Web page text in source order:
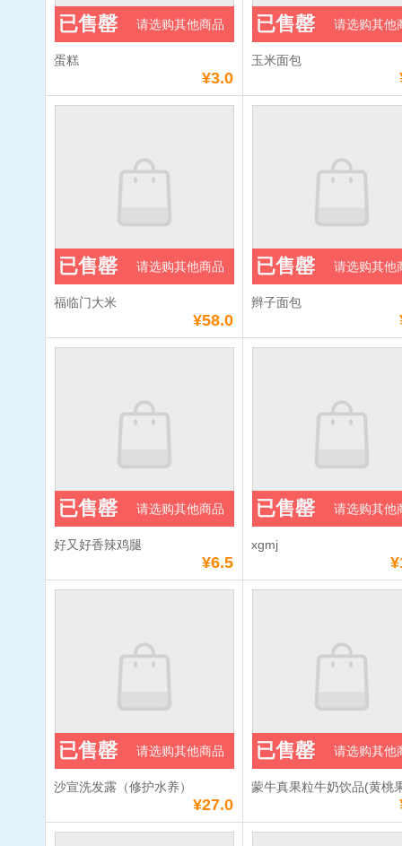
蛋糕
¥3.0
已售罄 请选购其他商品
玉米面包
已售罄 请选购其他
福临门大米
¥58.0
已售罄 请选购其他商品
辫子面包
已售罄 请选购其他
好又好香辣鸡腿
¥6.5
已售罄 请选购其他商品
xgmj
已售罄 请选购其他
沙宣洗发露（修护水养）
¥27.0
已售罄 请选购其他商品
蒙牛真果粒牛奶饮品(黄桃
已售罄 请选购其他